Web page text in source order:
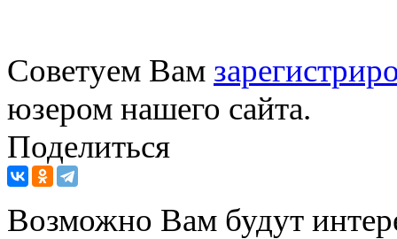
Советуем Вам
юзером нашего сайта.
Поделиться
Возможно Вам будут